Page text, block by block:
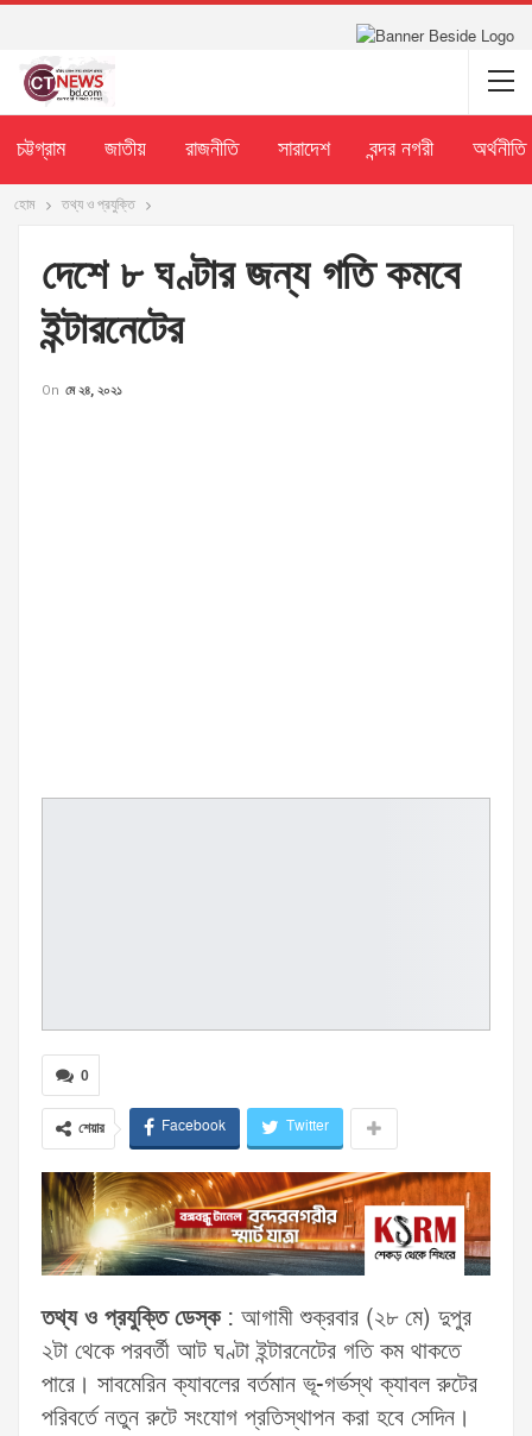
চট্টগ্রাম জাতীয় রাজনীতি সারাদেশ বন্দর নগরী অর্থনীতি
হোম তথ্য ও প্রযুক্তি
দেশে ৮ ঘণ্টার জন্য গতি কমবে
ইন্টারনেটের
On মে ২৪, ২০২১
0
শেয়ার Facebook Twitter
তথ্য ও প্রযুক্তি ডেস্ক: আগামী শুক্রবার (২৮ মে) দুপুর
২টা থেকে পরবর্তী আট ঘণ্টা ইন্টারনেটের গতি কম থাকতে
পারে। সাবমেরিন ক্যাবলের বর্তমান ভূ-গর্ভস্থ ক্যাবল রুটের
পরিবর্তে নতুন রুটে সংযোগ প্রতিস্থাপন করা হবে সেদিন।